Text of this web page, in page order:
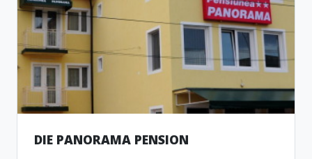
DIE PANORAMA PENSION